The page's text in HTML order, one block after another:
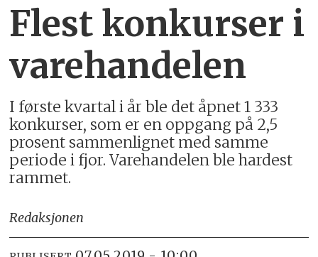
Flest konkurser i
varehandelen
I første kvartal i år ble det åpnet 1 333
konkurser, som er en oppgang på 2,5
prosent sammenlignet med samme
periode i fjor. Varehandelen ble hardest
rammet.
Redaksjonen